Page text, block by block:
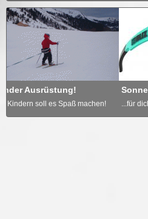
Sonnenbrille nicht vergessen
...für dich und deine Kinder!